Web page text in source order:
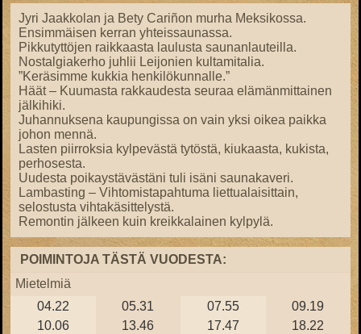
Jyri Jaakkolan ja Bety Cariñon murha Meksikossa.
Ensimmäisen kerran yhteissaunassa.
Pikkutyttöjen raikkaasta laulusta saunanlauteilla.
Nostalgiakerho juhlii Leijonien kultamitalia.
”Keräsimme kukkia henkilökunnalle.”
Häät – Kuumasta rakkaudesta seuraa elämänmittainen
jälkihiki.
Juhannuksena kaupungissa on vain yksi oikea paikka
johon mennä.
Lasten piirroksia kylpevästä tytöstä, kiukaasta, kukista,
perhosesta.
Uudesta poikaystävästäni tuli isäni saunakaveri.
Lambasting – Vihtomistapahtuma liettualaisittain,
selostusta vihtakäsittelystä.
Remontin jälkeen kuin kreikkalainen kylpylä.
POIMINTOJA TÄSTÄ VUODESTA:
Mietelmiä
04.22
05.31 07.55
09.19
10.06
13.46 17.47
18.22